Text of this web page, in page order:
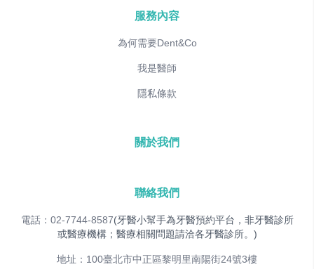
服務內容
為何需要Dent&Co
我是醫師
隱私條款
關於我們
聯絡我們
電話：02-7744-8587(牙醫小幫手為牙醫預約平台，非牙醫診所
或醫療機構；醫療相關問題請洽各牙醫診所。)
地址：100臺北市中正區黎明里南陽街24號3樓